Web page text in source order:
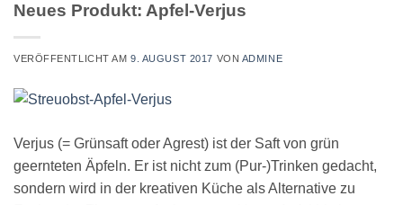
Neues Produkt: Apfel-Verjus
VERÖFFENTLICHT AM9. AUGUST 2017 VON ADMINE
Verjus (= Grünsaft oder Agrest) ist der Saft von grün
geernteten Äpfeln. Er ist nicht zum (Pur-)Trinken gedacht,
sondern wird in der kreativen Küche als Alternative zu